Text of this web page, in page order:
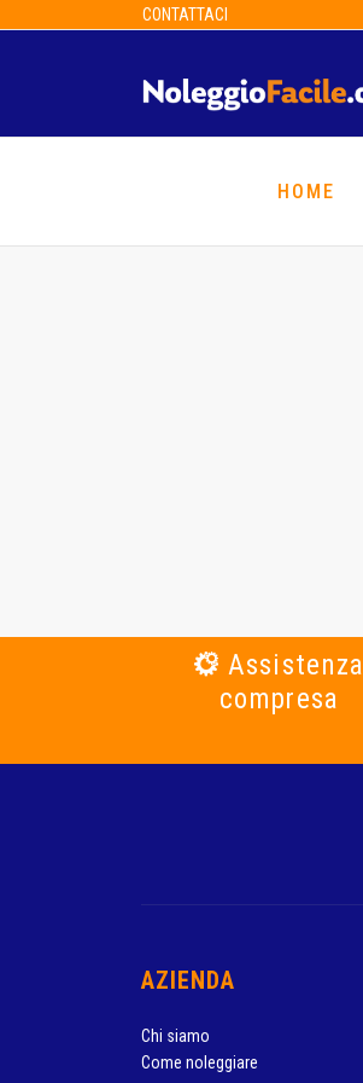
CONTATTACI
HOME
Assistenza
compresa
AZIENDA
Chi siamo
Come noleggiare